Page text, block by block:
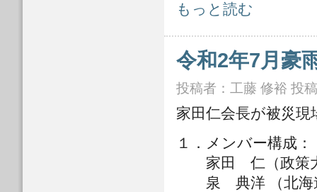
水工学委員会 令和元年台風19号豪
もっと読む
令和2年7月豪
投稿者： 工藤 修裕 投
家田仁会長が被災
１．メンバー構
家田 仁（政策大
泉 典洋 （北海